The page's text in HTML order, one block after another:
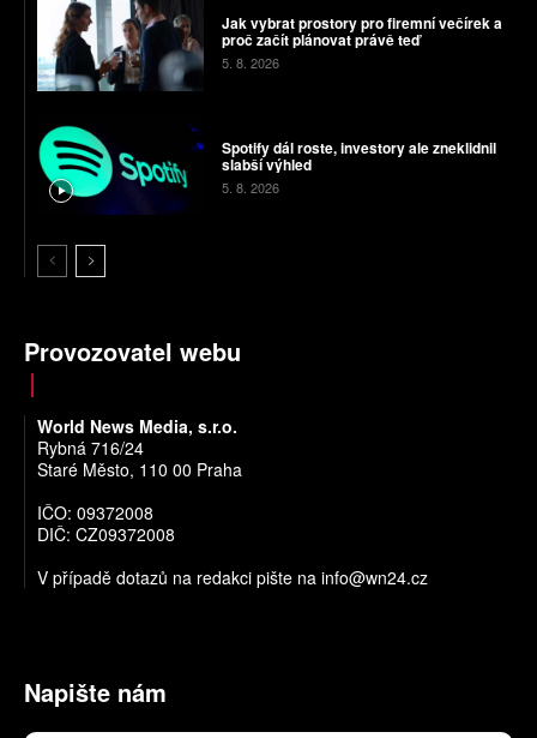
Jak vybrat prostory pro firemní večírek a
proč začít plánovat právě teď
5. 8. 2026
Spotify dál roste, investory ale zneklidnil
slabší výhled
5. 8. 2026
Provozovatel webu
World News Media, s.r.o.
Rybná 716/24
Staré Město, 110 00 Praha
IČO: 09372008
DIČ: CZ09372008
V případě dotazů na redakci pište na info@wn24.cz
Napište nám